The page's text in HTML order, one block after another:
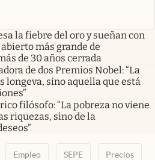
la fiebre del oro y sueñan con
más grande de
de 30 años cerrada
de dos Premios Nobel: “La
longeva, sino aquella que está
filósofo: “La pobreza no viene
riquezas, sino de la
Empleo SEPE Precios